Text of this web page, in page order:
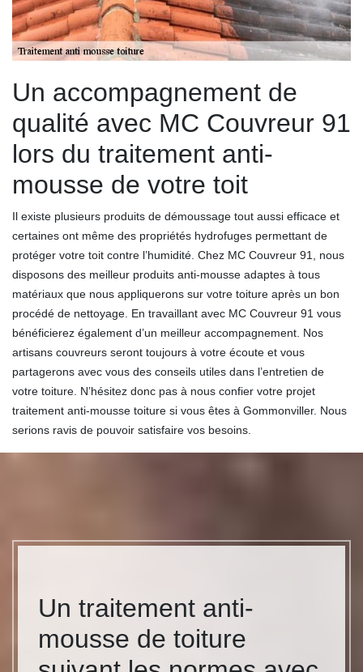
Un accompagnement de
qualité avec MC Couvreur 91
lors du traitement anti-
mousse de votre toit
Il existe plusieurs produits de démoussage tout aussi efficace et
certaines ont même des propriétés hydrofuges permettant de
protéger votre toit contre l’humidité. Chez MC Couvreur 91, nous
disposons des meilleur produits anti-mousse adaptes à tous
matériaux que nous appliquerons sur votre toiture après un bon
procédé de nettoyage. En travaillant avec MC Couvreur 91 vous
bénéficierez également d’un meilleur accompagnement. Nos
artisans couvreurs seront toujours à votre écoute et vous
partagerons avec vous des conseils utiles dans l’entretien de
votre toiture. N’hésitez donc pas à nous confier votre projet
traitement anti-mousse toiture si vous êtes à Gommonviller. Nous
serions ravis de pouvoir satisfaire vos besoins.
Un traitement anti-
mousse de toiture